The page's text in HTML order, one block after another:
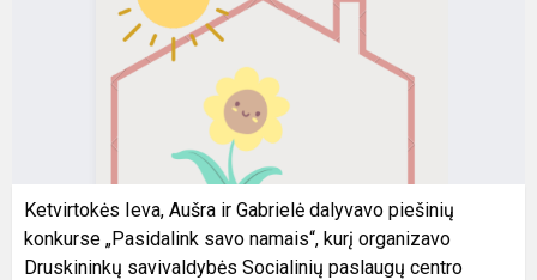
Ketvirtokės Ieva, Aušra ir Gabrielė dalyvavo piešinių
konkurse „Pasidalink savo namais“, kurį organizavo
Druskininkų savivaldybės Socialinių paslaugų centro